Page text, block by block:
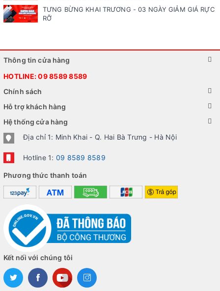
TƯNG BỪNG KHAI TRƯƠNG - 03 NGÀY GIẢM GIÁ RỰC
RỠ
Thông tin cửa hàng
HOTLINE:09 8589 8589
Chính sách
Hỗ trợ khách hàng
Hệ thống cửa hàng
Địa chỉ 1: Minh Khai - Q. Hai Bà Trưng - Hà Nội
Hotline 1: 09 8589 8589
Phương thức thanh toán
Kết nối với chúng tôi